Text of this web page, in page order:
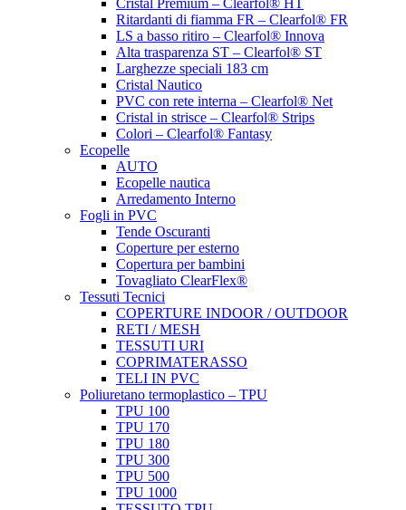
Cristal Premium – Clearfol® HT
Ritardanti di fiamma FR – Clearfol® FR
LS a basso ritiro – Clearfol® Innova
Alta trasparenza ST – Clearfol® ST
Larghezze speciali 183 cm
Cristal Nautico
PVC con rete interna – Clearfol® Net
Cristal in strisce – Clearfol® Strips
Colori – Clearfol® Fantasy
Ecopelle
AUTO
Ecopelle nautica
Arredamento Interno
Fogli in PVC
Tende Oscuranti
Coperture per esterno
Copertura per bambini
Tovagliato ClearFlex®
Tessuti Tecnici
COPERTURE INDOOR / OUTDOOR
RETI / MESH
TESSUTI URI
COPRIMATERASSO
TELI IN PVC
Poliuretano termoplastico – TPU
TPU 100
TPU 170
TPU 180
TPU 300
TPU 500
TPU 1000